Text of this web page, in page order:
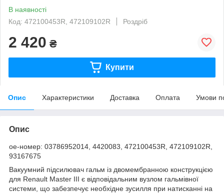
В наявності
Код: 472100453R, 472109102R
Роздріб
2 420 ₴
Купити
Опис Характеристики Доставка Оплата Умови
Опис
oe-номер: 03786952014, 4420083, 472100453R, 472109102R,
93167675
Вакуумний підсилювач гальм із двомембранною конструкцією
для Renault Master III є відповідальним вузлом гальмівної
системи, що забезпечує необхідне зусилля при натисканні на